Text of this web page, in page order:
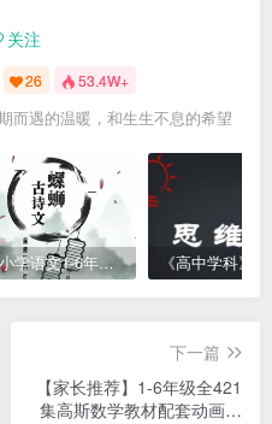
关注
26 53.4W+
永远也不知道结果，所以去试试吧
螺蛳小学语文1-6年级《小学古诗文》课程视频
下一篇
【家长推荐】1-6年级全421
集高斯数学教材配套动画视